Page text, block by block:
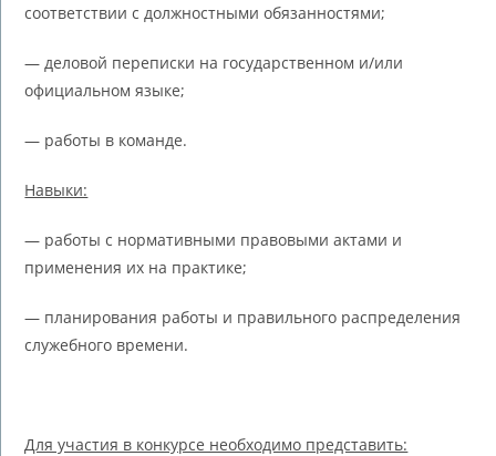
соответствии с должностными обязанностями;
— деловой переписки на государственном и/или
официальном языке;
— работы в команде.
Навыки:
— работы с нормативными правовыми актами и
применения их на практике;
— планирования работы и правильного распределения
служебного времени.
Для участия в конкурсе необходимо представить: